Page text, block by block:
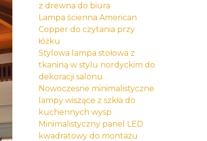
z drewna do biura
Lampa ścienna American
Copper do czytania przy
łóżku
Stylowa lampa stołowa z
tkaniną w stylu nordyckim do
dekoracji salonu
Nowoczesne minimalistyczne
lampy wiszące z szkła do
kuchennych wysp
Minimalistyczny panel LED
kwadratowy do montażu